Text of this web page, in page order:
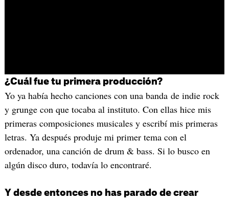
¿Cuál fue tu primera producción?
Yo ya había hecho canciones con una banda de indie rock
y grunge con que tocaba al instituto. Con ellas hice mis
primeras composiciones musicales y escribí mis primeras
letras. Ya después produje mi primer tema con el
ordenador, una canción de drum & bass. Si lo busco en
algún disco duro, todavía lo encontraré.
Y desde entonces no has parado de crear